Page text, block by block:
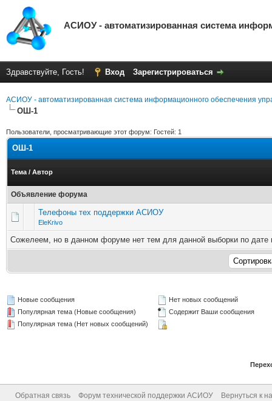
АСИОУ - автоматизированная система
Здравствуйте, Гость! Вход Зарегистрироваться
АСИОУ - автоматизированная система информационного обеспечения
ОШ-1
Пользователи, просматривающие этот форум: Гостей: 1
ОШ-1
Тема / Автор
Объявление форума
Телефоны тех поддержки АСИОУ
EleKrivo
Сожелеем, но в данном форуме нет тем для данной выборки по дате
Новые сообщения
Популярная тема (Новые сообщения)
Популярная тема (Нет новых сообщений)
Нет новых сообщений
Содержит Ваши сообщения
Обратная связь Форум технической поддержки АСИОУ Вернуться к